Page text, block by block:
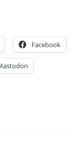
Facebook